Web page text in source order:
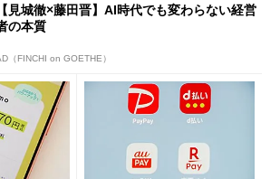
【見城徹×藤田晋】AI時代でも変わらない経営
の本質
（FINCHI on GOETHE）